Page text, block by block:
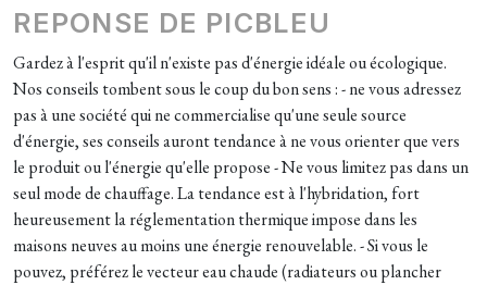
REPONSE DE PICBLEU
Gardez à l'esprit qu'il n'existe pas d'énergie idéale ou écologique.
Nos conseils tombent sous le coup du bon sens : - ne vous adressez
pas à une société qui ne commercialise qu'une seule source
d'énergie, ses conseils auront tendance à ne vous orienter que vers
le produit ou l'énergie qu'elle propose - Ne vous limitez pas dans un
seul mode de chauffage. La tendance est à l'hybridation, fort
heureusement la réglementation thermique impose dans les
maisons neuves au moins une énergie renouvelable. - Si vous le
pouvez, préférez le vecteur eau chaude (radiateurs ou plancher